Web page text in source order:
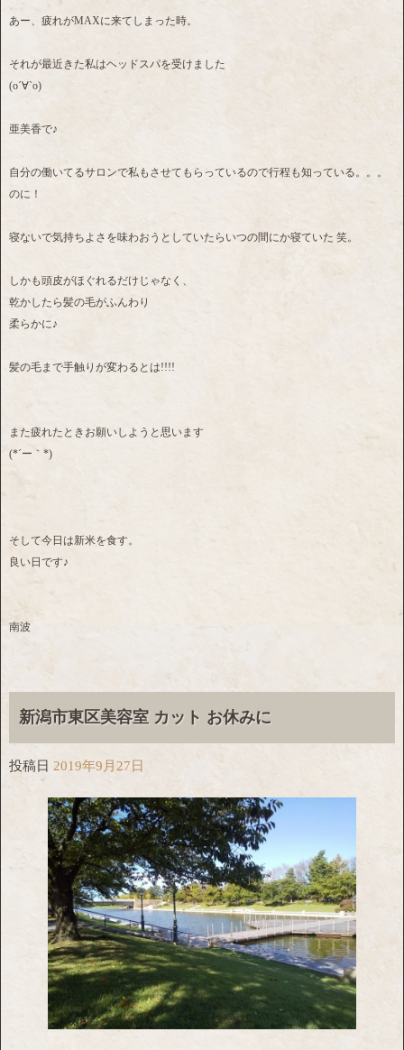
あー、疲れがMAXに来てしまった時。
それが最近きた私はヘッドスパを受けました
(о´∀`о)
亜美香で♪
自分の働いてるサロンで私もさせてもらっているので行程も知っている。。。
のに！
寝ないで気持ちよさを味わおうとしていたらいつの間にか寝ていた 笑。
しかも頭皮がほぐれるだけじゃなく、
乾かしたら髪の毛がふんわり
柔らかに♪
髪の毛まで手触りが変わるとは!!!!
また疲れたときお願いしようと思います
(*´ー｀*)
そして今日は新米を食す。
良い日です♪
南波
新潟市東区美容室 カット お休みに
投稿日 2019年9月27日